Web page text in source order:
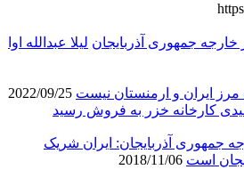
جمهوری آذربایجان لیلا عبدالله اوا
مرز ایران و ارمنستان نیست
جمهوری آذربایجان: ایران شریک
است